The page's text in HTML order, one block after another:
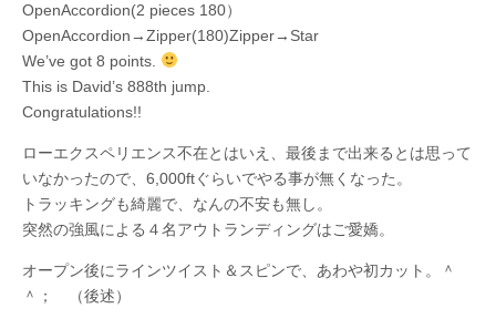
OpenAccordion(2 pieces 180）
OpenAccordion→Zipper(180)Zipper→Star
We’ve got 8 points.
This is David’s 888th jump.
Congratulations!!
ローエクスペリエンス不在とはいえ、最後まで出来るとは思って
いなかったので、6,000ftぐらいでやる事が無くなった。
トラッキングも綺麗で、なんの不安も無し。
突然の強風による４名アウトランディングはご愛嬌。
オープン後にラインツイスト＆スピンで、あわや初カット。＾
＾； （後述）